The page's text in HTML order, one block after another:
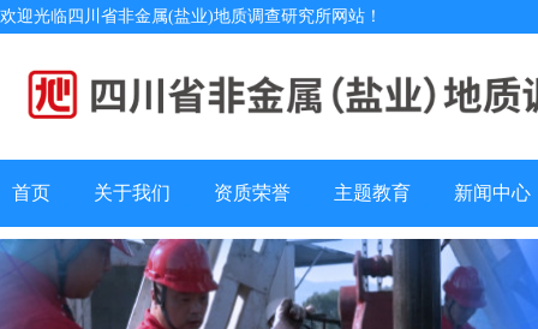
欢迎光临四川省非金属(盐业)地质调查研究所网站！
首页 关于我们 资质荣誉 主题教育 新闻中心